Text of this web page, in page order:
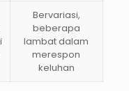
Bervariasi,
beberapa
lambat dalam
merespon
keluhan